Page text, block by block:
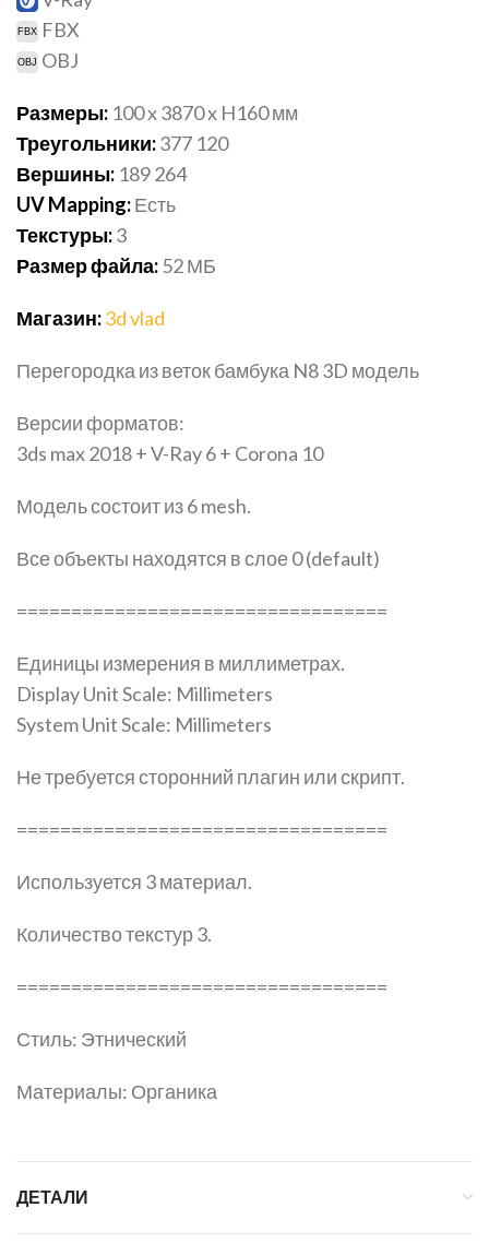
FBX
OBJ
Размеры: 100 x 3870 x H160 мм
Треугольники:377 120
Вершины: 189 264
UV Mapping:Есть
Текстуры:3
Размер файла:52 МБ
Магазин:3d vlad
Перегородка из веток бамбука N8 3D модель
Версии форматов:
3ds max 2018 + V-Ray 6 + Corona 10
Модель состоит из 6 mesh.
Все объекты находятся в слое 0 (default)
==================================
Единицы измерения в миллиметрах.
Display Unit Scale: Millimeters
System Unit Scale: Millimeters
Не требуется сторонний плагин или скрипт.
==================================
Используется 3 материал.
Количество текстур 3.
==================================
Стиль: Этнический
Материалы: Органика
ДЕТАЛИ